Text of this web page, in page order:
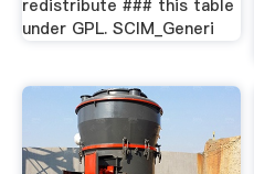
redistribute ### this table
under GPL. SCIM_Generi